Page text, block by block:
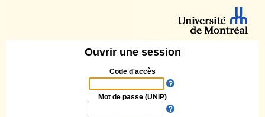
Ouvrir une session
Code d'accès
Mot de passe (UNIP)